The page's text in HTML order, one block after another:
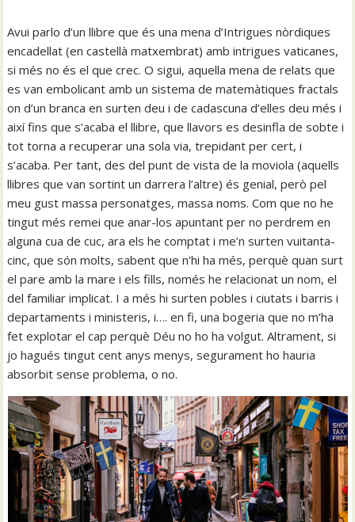
Avui parlo d’un llibre que és una mena d’Intrigues nòrdiques
encadellat (en castellà matxembrat) amb intrigues vaticanes,
si més no és el que crec. O sigui, aquella mena de relats que
es van embolicant amb un sistema de matemàtiques fractals
on d’un branca en surten deu i de cadascuna d’elles deu més i
així fins que s’acaba el llibre, que llavors es desinfla de sobte i
tot torna a recuperar una sola via, trepidant per cert, i
s’acaba. Per tant, des del punt de vista de la moviola (aquells
llibres que van sortint un darrera l’altre) és genial, però pel
meu gust massa personatges, massa noms. Com que no he
tingut més remei que anar-los apuntant per no perdrem en
alguna cua de cuc, ara els he comptat i me’n surten vuitanta-
cinc, que són molts, sabent que n’hi ha més, perquè quan surt
el pare amb la mare i els fills, només he relacionat un nom, el
del familiar implicat. I a més hi surten pobles i ciutats i barris i
departaments i ministeris, i…. en fi, una bogeria que no m’ha
fet explotar el cap perquè Déu no ho ha volgut. Altrament, si
jo hagués tingut cent anys menys, segurament ho hauria
absorbit sense problema, o no.